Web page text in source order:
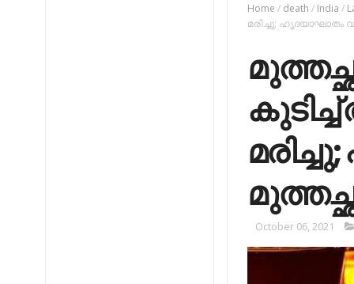
Home / death / India /
മരിച്ചു; ഹൃദയാഘാതം
October 06, 2021